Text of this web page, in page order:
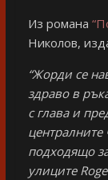
Из романа
Николов,
“Жорди се
здраво в
с глава и
централните
подходящо
улиците